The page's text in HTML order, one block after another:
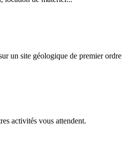
un site géologique de premier ordre
activités vous attendent.